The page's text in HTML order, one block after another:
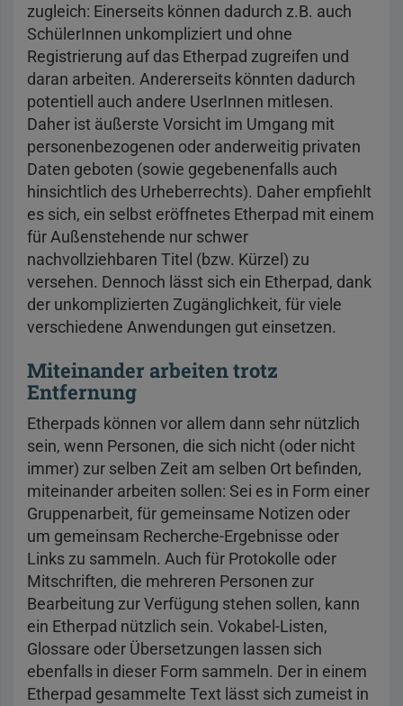
zugleich: Einerseits können dadurch z.B. auch
SchülerInnen unkompliziert und ohne
Registrierung auf das Etherpad zugreifen und
daran arbeiten. Andererseits könnten dadurch
potentiell auch andere UserInnen mitlesen.
Daher ist äußerste Vorsicht im Umgang mit
personenbezogenen oder anderweitig privaten
Daten geboten (sowie gegebenenfalls auch
hinsichtlich des Urheberrechts). Daher empfiehlt
es sich, ein selbst eröffnetes Etherpad mit einem
für Außenstehende nur schwer
nachvollziehbaren Titel (bzw. Kürzel) zu
versehen. Dennoch lässt sich ein Etherpad, dank
der unkomplizierten Zugänglichkeit, für viele
verschiedene Anwendungen gut einsetzen.
Miteinander arbeiten trotz
Entfernung
Etherpads können vor allem dann sehr nützlich
sein, wenn Personen, die sich nicht (oder nicht
immer) zur selben Zeit am selben Ort befinden,
miteinander arbeiten sollen: Sei es in Form einer
Gruppenarbeit, für gemeinsame Notizen oder
um gemeinsam Recherche-Ergebnisse oder
Links zu sammeln. Auch für Protokolle oder
Mitschriften, die mehreren Personen zur
Bearbeitung zur Verfügung stehen sollen, kann
ein Etherpad nützlich sein. Vokabel-Listen,
Glossare oder Übersetzungen lassen sich
ebenfalls in dieser Form sammeln. Der in einem
Etherpad gesammelte Text lässt sich zumeist in